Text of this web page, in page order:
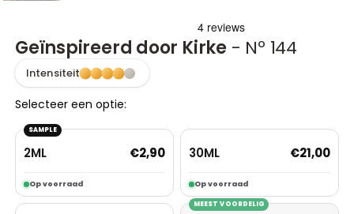
Geïnspireerd door Kirke - Nº 144
Intensiteit
Selecteer een optie:
SAMPLE
2ML
Op voorraad
€2,90 30ML
Op voorraad
€21,00
MEEST VOORDELIG